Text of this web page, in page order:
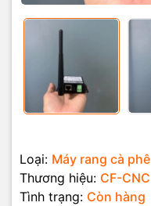
Loại: Máy rang cà phê
Thương hiệu: CF-CNC
Tình trạng: Còn hàng